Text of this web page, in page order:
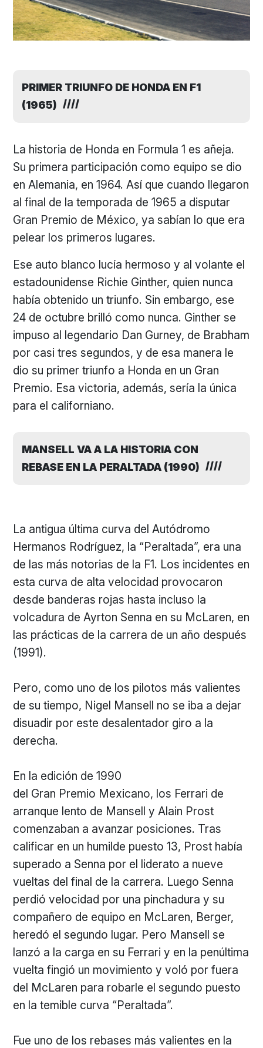
PRIMER TRIUNFO DE HONDA EN F1
(1965)
La historia de Honda en Formula 1 es añeja.
Su primera participación como equipo se dio
en Alemania, en 1964. Así que cuando llegaron
al final de la temporada de 1965 a disputar
Gran Premio de México, ya sabían lo que era
pelear los primeros lugares.
Ese auto blanco lucía hermoso y al volante el
estadounidense Richie Ginther, quien nunca
había obtenido un triunfo. Sin embargo, ese
24 de octubre brilló como nunca. Ginther se
impuso al legendario Dan Gurney, de Brabham
por casi tres segundos, y de esa manera le
dio su primer triunfo a Honda en un Gran
Premio. Esa victoria, además, sería la única
para el californiano.
MANSELL VA A LA HISTORIA CON
REBASE EN LA PERALTADA (1990)
La antigua última curva del Autódromo
Hermanos Rodríguez, la “Peraltada”, era una
de las más notorias de la F1. Los incidentes en
esta curva de alta velocidad provocaron
desde banderas rojas hasta incluso la
volcadura de Ayrton Senna en su McLaren, en
las prácticas de la carrera de un año después
(1991).
Pero, como uno de los pilotos más valientes
de su tiempo, Nigel Mansell no se iba a dejar
disuadir por este desalentador giro a la
derecha.
En la edición de 1990
del Gran Premio Mexicano, los Ferrari de
arranque lento de Mansell y Alain Prost
comenzaban a avanzar posiciones. Tras
calificar en un humilde puesto 13, Prost había
superado a Senna por el liderato a nueve
vueltas del final de la carrera. Luego Senna
perdió velocidad por una pinchadura y su
compañero de equipo en McLaren, Berger,
heredó el segundo lugar. Pero Mansell se
lanzó a la carga en su Ferrari y en la penúltima
vuelta fingió un movimiento y voló por fuera
del McLaren para robarle el segundo puesto
en la temible curva “Peraltada”.
Fue uno de los rebases más valientes en la